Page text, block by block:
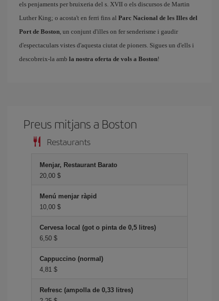
els penjaments per bruixeria del s. XVII o els discursos de Martin
Luther King; o acosta't en ferri fins al Parc Nacional de les Illes del
Port de Boston, un conjunt d'illes on fer senderisme i gaudir
d'espectaculars vistes d'aquesta ciutat de pioners. Sigues un d'ells i
descobreix-la amb la nostra oferta de vols a Boston!
Preus mitjans a Boston
Restaurants
Menjar, Restaurant Barato
20,00 $
Menú menjar ràpid
10,00 $
Cervesa local (got o pinta de 0,5 litres)
6,50 $
Cappuccino (normal)
4,81 $
Refresc (ampolla de 0,33 litres)